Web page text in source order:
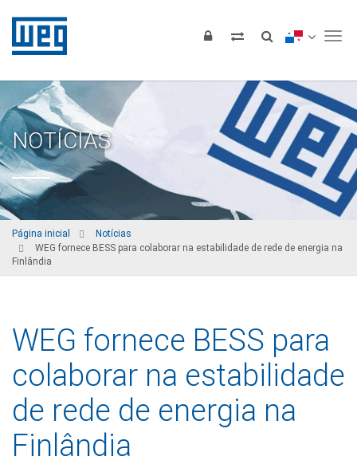
NOTÍCIAS
Página inicial
Notícias
WEG fornece BESS para colaborar na estabilidade de rede de energia na
Finlândia
WEG fornece BESS para
colaborar na estabilidade
de rede de energia na
Finlândia